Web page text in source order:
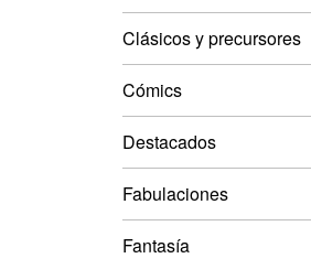
Clásicos y precursores
Cómics
Destacados
Fabulaciones
Fantasía